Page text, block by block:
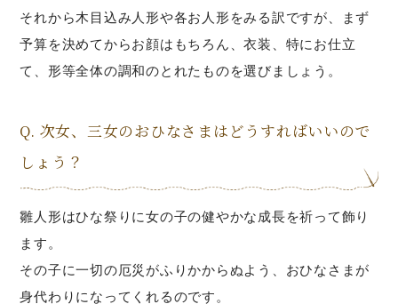
それから木目込み人形や各お人形をみる訳ですが、まず
予算を決めてからお顔はもちろん、衣装、特にお仕立
て、形等全体の調和のとれたものを選びましょう。
Q. 次女、三女のおひなさまはどうすればいいので
しょう？
雛人形はひな祭りに女の子の健やかな成長を祈って飾り
ます。
その子に一切の厄災がふりかからぬよう、おひなさまが
身代わりになってくれるのです。